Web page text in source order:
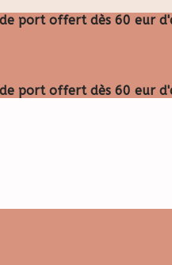
de port offert dès 60 eur
de port offert dès 60 eur